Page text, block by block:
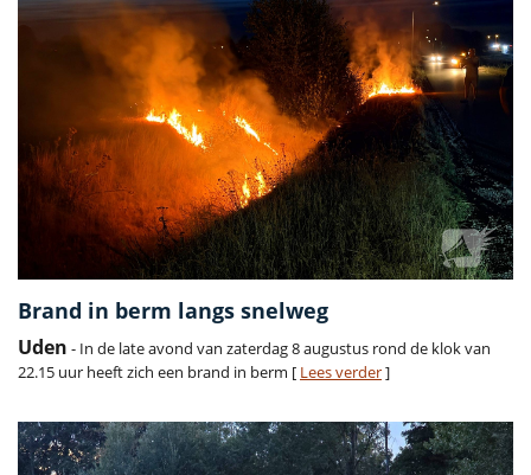
Brand in berm langs snelweg
Uden - In de late avond van zaterdag 8 augustus rond de klok van
22.15 uur heeft zich een brand in berm [ Lees verder]